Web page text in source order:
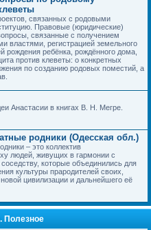
связанных с родовыми
Правовые (юридические)
связанные с получением
властями, регистрацией земельного
рождения ребёнка, рождённого дома,
против клеветы: о конкретных
по созданию родовых поместий, а
Анастасии в книгах В. Н. Мегре.
родники (Одесская обл.)
– это коллектив
людей, живущих в гармонии с
которые объединились для
культуры прародителей своих,
цивилизации и дальнейшего её
Полезное